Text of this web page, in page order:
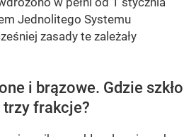
Jednolitego Systemu
zasady te zależały
i brązowe. Gdzie szkło
trzy frakcje?